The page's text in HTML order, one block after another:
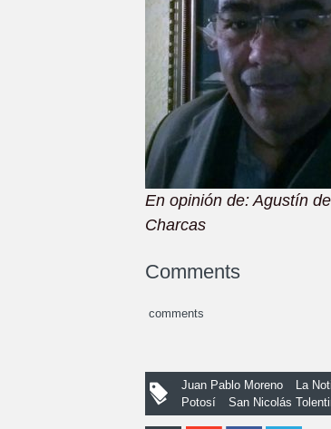
En opinión de: Agustín
Charcas
Comments
comments
Juan Pablo Moreno La
Potosí
San Nicolás